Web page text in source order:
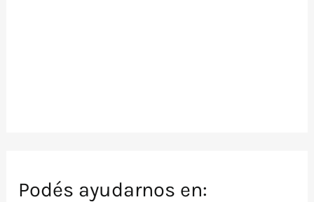
Podés ayudarnos en: